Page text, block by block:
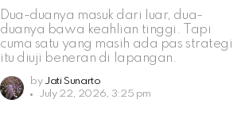
Dua-duanya masuk dari luar, dua-
duanya bawa keahlian tinggi. Tapi
cuma satu yang masih ada pas strategi
itu diuji beneran di lapangan.
by Jati Sunarto
July 22, 2026, 3:25 pm